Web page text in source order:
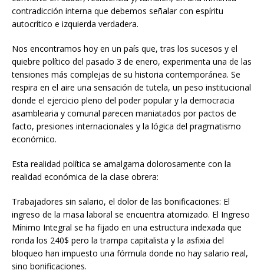
contradicción interna que debemos señalar con espíritu
autocrítico e izquierda verdadera.
Nos encontramos hoy en un país que, tras los sucesos y el
quiebre político del pasado 3 de enero, experimenta una de las
tensiones más complejas de su historia contemporánea. Se
respira en el aire una sensación de tutela, un peso institucional
donde el ejercicio pleno del poder popular y la democracia
asamblearia y comunal parecen maniatados por pactos de
facto, presiones internacionales y la lógica del pragmatismo
económico.
Esta realidad política se amalgama dolorosamente con la
realidad económica de la clase obrera:
Trabajadores sin salario, el dolor de las bonificaciones: El
ingreso de la masa laboral se encuentra atomizado. El Ingreso
Mínimo Integral se ha fijado en una estructura indexada que
ronda los 240$ pero la trampa capitalista y la asfixia del
bloqueo han impuesto una fórmula donde no hay salario real,
sino bonificaciones.